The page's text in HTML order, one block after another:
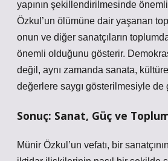
yapının şekillendirilmesinde
Özkul’un ölümüne dair yaşanan
onun ve diğer sanatçıların
önemli olduğunu gösterir.
değil, aynı zamanda sanata,
değerlere saygı gösterilmesiyle de
Sonuç: Sanat, Güç ve
Münir Özkul’un vefatı, bir